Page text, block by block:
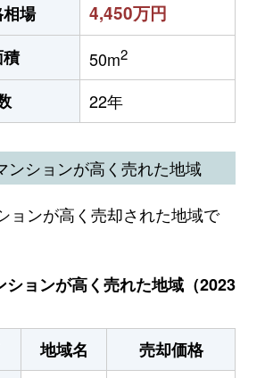
場
4,450万円
50m2
22年
ンションが高く売れた地域
ョンが高く売却された地域で
ションが高く売れた地域（2023
地域名
売却価格